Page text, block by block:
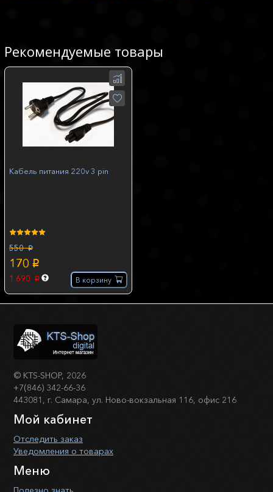
Рекомендуемые товары
Кабель питания 220v 3 pin
550 p
170 p
1 690 p В корзину
© KTS-SHOP, 2026
+7(846) 342-66-36
443081, г. Самара, ул. Ново-вокзальная 116, офис 216
Мой кабинет
Отследить заказ
Уведомления о товарах
Меню